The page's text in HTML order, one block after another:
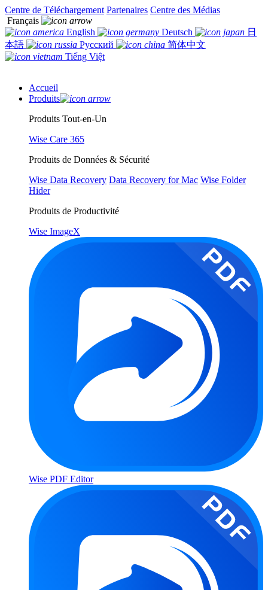
Centre de Téléchargement Partenaires Centre des Médias
Français
English
Deutsch
日
本語
Русский
简体中文
Tiếng Việt
Accueil
Produits
Produits Tout-en-Un
Wise Care 365
Produits de Données & Sécurité
Wise Data Recovery Data Recovery for Mac Wise Folder
Hider
Produits de Productivité
Wise ImageX
Wise PDF Editor